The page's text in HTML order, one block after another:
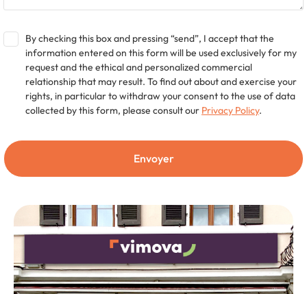
By checking this box and pressing “send”, I accept that the
information entered on this form will be used exclusively for my
request and the ethical and personalized commercial
relationship that may result. To find out about and exercise your
rights, in particular to withdraw your consent to the use of data
collected by this form, please consult our Privacy Policy.
Envoyer